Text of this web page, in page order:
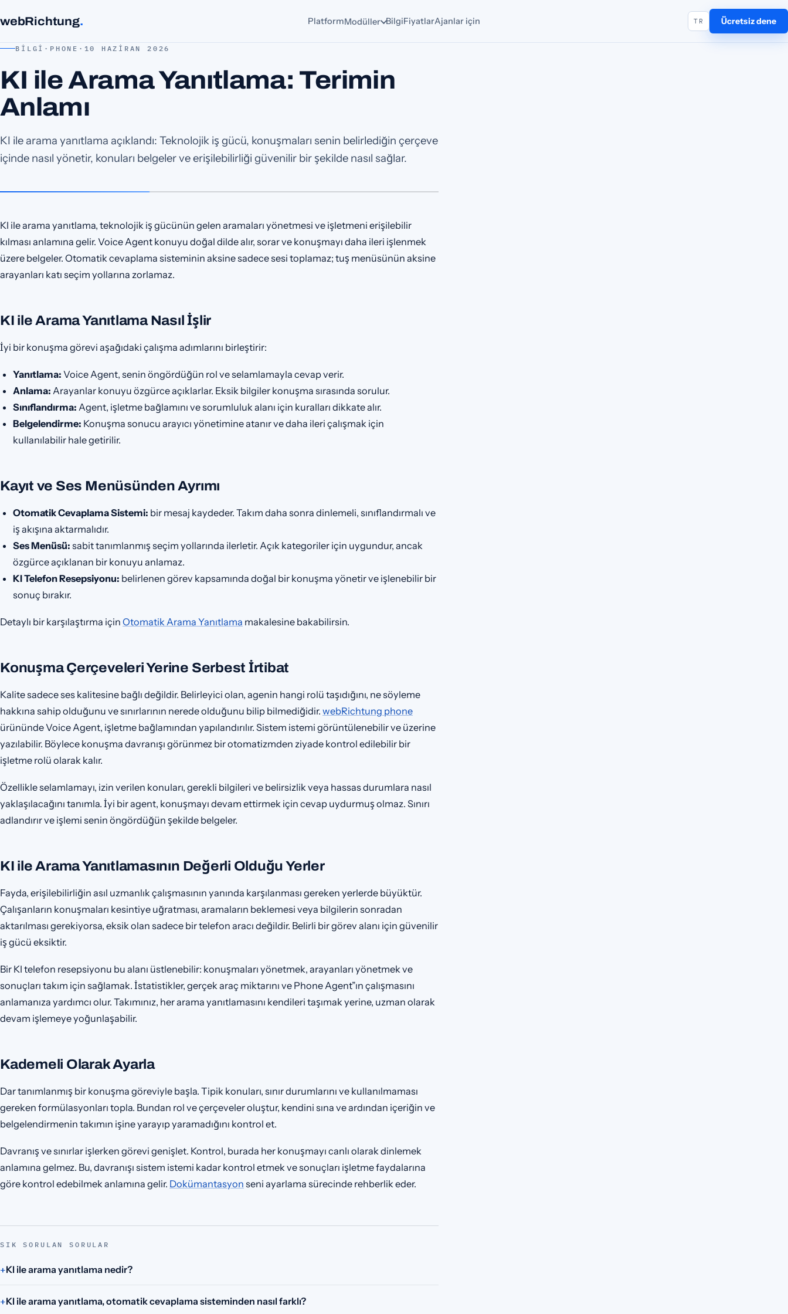
webRichtung. PlatformModüller BilgiFiyatlarAjanlar için TR Ücretsiz dene
BILGI · PHONE · 10 HAZIRAN 2026
KI ile Arama Yanıtlama: Terimin
Anlamı
KI ile arama yanıtlama açıklandı: Teknolojik iş gücü, konuşmaları senin belirlediğin çerçeve
içinde nasıl yönetir, konuları belgeler ve erişilebilirliği güvenilir bir şekilde nasıl sağlar.
KI ile arama yanıtlama, teknolojik iş gücünün gelen aramaları yönetmesi ve işletmeni erişilebilir
kılması anlamına gelir. Voice Agent konuyu doğal dilde alır, sorar ve konuşmayı daha ileri işlenmek
üzere belgeler. Otomatik cevaplama sisteminin aksine sadece sesi toplamaz; tuş menüsünün aksine
arayanları katı seçim yollarına zorlamaz.
KI ile Arama Yanıtlama Nasıl İşlir
İyi bir konuşma görevi aşağıdaki çalışma adımlarını birleştirir:
Yanıtlama: Voice Agent, senin öngördüğün rol ve selamlamayla cevap verir.
Anlama: Arayanlar konuyu özgürce açıklarlar. Eksik bilgiler konuşma sırasında sorulur.
Sınıflandırma: Agent, işletme bağlamını ve sorumluluk alanı için kuralları dikkate alır.
Belgelendirme: Konuşma sonucu arayıcı yönetimine atanır ve daha ileri çalışmak için
kullanılabilir hale getirilir.
Kayıt ve Ses Menüsünden Ayrımı
Otomatik Cevaplama Sistemi: bir mesaj kaydeder. Takım daha sonra dinlemeli, sınıflandırmalı ve
iş akışına aktarmalıdır.
Ses Menüsü: sabit tanımlanmış seçim yollarında ilerletir. Açık kategoriler için uygundur, ancak
özgürce açıklanan bir konuyu anlamaz.
KI Telefon Resepsiyonu: belirlenen görev kapsamında doğal bir konuşma yönetir ve işlenebilir bir
sonuç bırakır.
Detaylı bir karşılaştırma için Otomatik Arama Yanıtlama makalesine bakabilirsin.
Konuşma Çerçeveleri Yerine Serbest İrtibat
Kalite sadece ses kalitesine bağlı değildir. Belirleyici olan, agenin hangi rolü taşıdığını, ne söyleme
hakkına sahip olduğunu ve sınırlarının nerede olduğunu bilip bilmediğidir. webRichtung phone
ürününde Voice Agent, işletme bağlamından yapılandırılır. Sistem istemi görüntülenebilir ve üzerine
yazılabilir. Böylece konuşma davranışı görünmez bir otomatizmden ziyade kontrol edilebilir bir
işletme rolü olarak kalır.
Özellikle selamlamayı, izin verilen konuları, gerekli bilgileri ve belirsizlik veya hassas durumlara nasıl
yaklaşılacağını tanımla. İyi bir agent, konuşmayı devam ettirmek için cevap uydurmuş olmaz. Sınırı
adlandırır ve işlemi senin öngördüğün şekilde belgeler.
KI ile Arama Yanıtlamasının Değerli Olduğu Yerler
Fayda, erişilebilirliğin asıl uzmanlık çalışmasının yanında karşılanması gereken yerlerde büyüktür.
Çalışanların konuşmaları kesintiye uğratması, aramaların beklemesi veya bilgilerin sonradan
aktarılması gerekiyorsa, eksik olan sadece bir telefon aracı değildir. Belirli bir görev alanı için güvenilir
iş gücü eksiktir.
Bir KI telefon resepsiyonu bu alanı üstlenebilir: konuşmaları yönetmek, arayanları yönetmek ve
sonuçları takım için sağlamak. İstatistikler, gerçek araç miktarını ve Phone Agent”ın çalışmasını
anlamanıza yardımcı olur. Takımınız, her arama yanıtlamasını kendileri taşımak yerine, uzman olarak
devam işlemeye yoğunlaşabilir.
Kademeli Olarak Ayarla
Dar tanımlanmış bir konuşma göreviyle başla. Tipik konuları, sınır durumlarını ve kullanılmaması
gereken formülasyonları topla. Bundan rol ve çerçeveler oluştur, kendini sına ve ardından içeriğin ve
belgelendirmenin takımın işine yarayıp yaramadığını kontrol et.
Davranış ve sınırlar işlerken görevi genişlet. Kontrol, burada her konuşmayı canlı olarak dinlemek
anlamına gelmez. Bu, davranışı sistem istemi kadar kontrol etmek ve sonuçları işletme faydalarına
göre kontrol edebilmek anlamına gelir. Dokümantasyon seni ayarlama sürecinde rehberlik eder.
SIK SORULAN SORULAR
KI ile arama yanıtlama nedir?
KI ile arama yanıtlama, otomatik cevaplama sisteminden nasıl farklı?